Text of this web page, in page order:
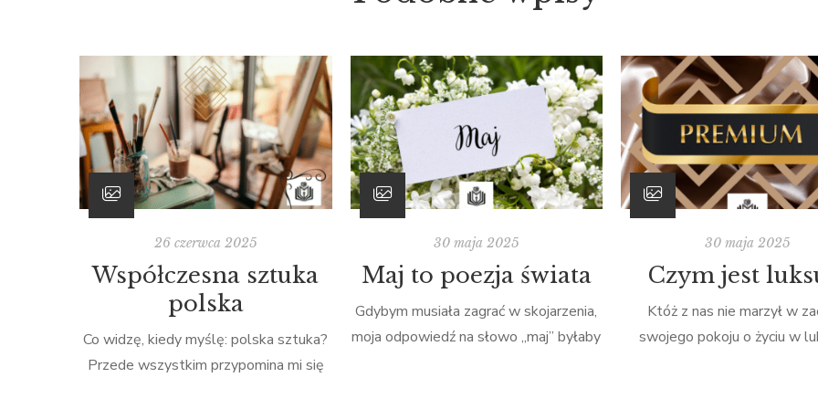
26 czerwca 2025
Współczesna sztuka
polska
Co widzę, kiedy myślę: polska sztuka?
Przede wszystkim przypomina mi się
30 maja 2025
Maj to poezja świata
Gdybym musiała zagrać w skojarzenia,
moja odpowiedź na słowo „maj” byłaby
30 maja 2025
Czym jest
Któż z nas nie marzył w
swojego pokoju o życiu w